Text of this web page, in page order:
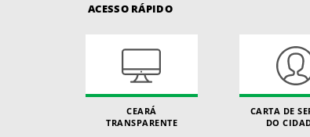
ACESSO RÁPIDO
CEARÁ
TRANSPARENTE
CARTA DE
DO